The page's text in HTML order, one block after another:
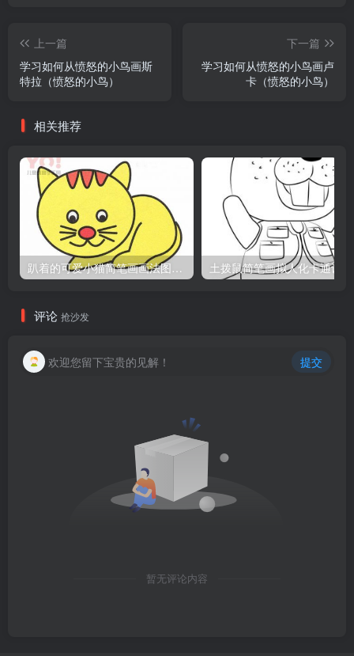
上一篇
学习如何从愤怒的小鸟画斯
特拉（愤怒的小鸟）
下一篇
学习如何从愤怒的小鸟画卢
卡（愤怒的小鸟）
相关推荐
趴着的可爱小猫简笔画画法图片教程
评论 抢沙发
欢迎您留下宝贵的见解！ 提交
暂无评论内容